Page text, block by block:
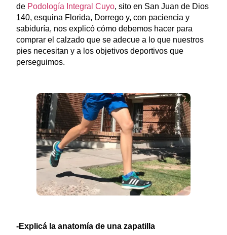
de Podología Integral Cuyo, sito en San Juan de Dios
140, esquina Florida, Dorrego y, con paciencia y
sabiduría, nos explicó cómo debemos hacer para
comprar el calzado que se adecue a lo que nuestros
pies necesitan y a los objetivos deportivos que
perseguimos.
-Explicá la anatomía de una zapatilla